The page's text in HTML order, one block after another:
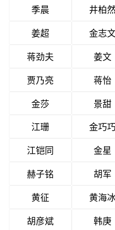
季晨
井柏然
姜超
金志文
蒋劲夫
姜文
贾乃亮
蒋怡
金莎
景甜
江珊
金巧
江铠同
金星
赫子铭
胡军
黄征
黄海
胡彦斌
韩庚